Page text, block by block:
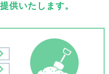
供いたします。